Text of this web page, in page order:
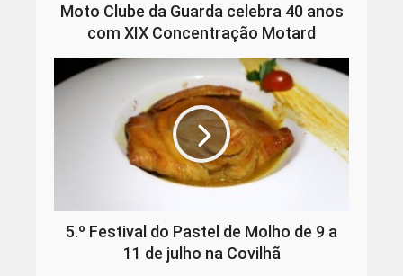
Moto Clube da Guarda celebra 40 anos
com XIX Concentração Motard
5.º Festival do Pastel de Molho de 9 a
11 de julho na Covilhã